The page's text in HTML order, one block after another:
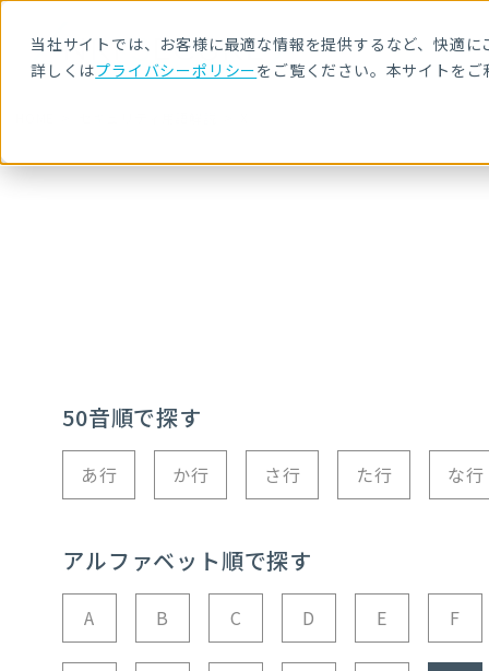
当社サイトでは、お客様に最適な情報を提供するなど、快適
詳しくはプライバシーポリシーをご覧ください。本サイトを
50音順で探す
あ行 か行 さ行 た行 な行
アルファベット順で探す
A B C D E F